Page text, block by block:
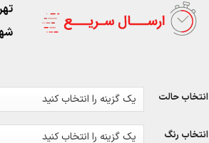
انتخاب حالت
انتخاب رنگ